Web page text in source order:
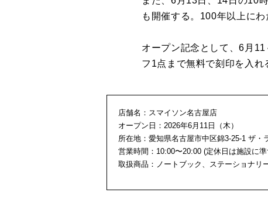
も開催する。100年以上に
オープン記念として、6月
フ1点まで無料で刻印を入れ
店舗名：スマイソン名古屋店
オープン日：2026年6月11日（木）
所在地：愛知県名古屋市中区錦3-25-1 ザ・
営業時間：10:00〜20:00 (定休日は施設に準
取扱商品：ノートブック、ステーショナリ